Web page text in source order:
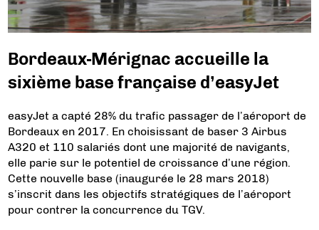
Bordeaux-Mérignac accueille la
sixième base française d’easyJet
easyJet a capté 28% du trafic passager de l’aéroport de
Bordeaux en 2017. En choisissant de baser 3 Airbus
A320 et 110 salariés dont une majorité de navigants,
elle parie sur le potentiel de croissance d’une région.
Cette nouvelle base (inaugurée le 28 mars 2018)
s’inscrit dans les objectifs stratégiques de l’aéroport
pour contrer la concurrence du TGV.